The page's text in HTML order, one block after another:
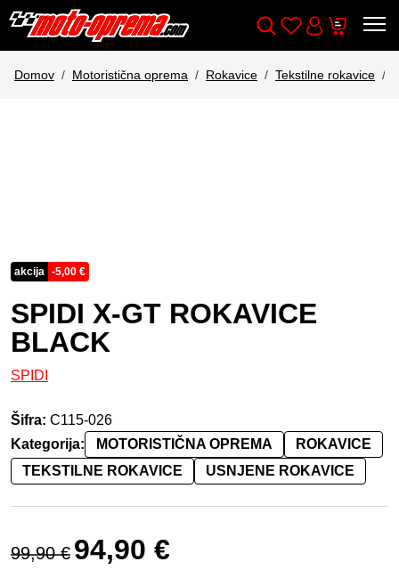
Wishlist
Cart
Domov Motoristična oprema Rokavice Tekstilne rokavice
akcija -5,00 €
SPIDI X-GT ROKAVICE
BLACK
SPIDI
Šifra: C115-026
Kategorija:
MOTORISTIČNA OPREMA
ROKAVICE
TEKSTILNE ROKAVICE
USNJENE ROKAVICE
99,90€
Izvirna cena je bila: 99,90 €.
94,90 €